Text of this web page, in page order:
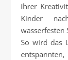
ihrer
Kinder
wasserfesten
So wird das